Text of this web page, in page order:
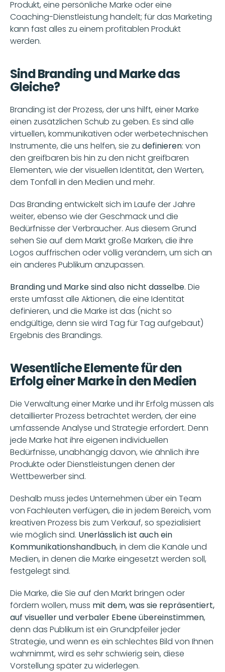
Produkt, eine persönliche Marke oder eine
Coaching-Dienstleistung handelt; für das Marketing
kann fast alles zu einem profitablen Produkt
werden.
Sind Branding und Marke das
Gleiche?
Branding ist der Prozess, der uns hilft, einer Marke
einen zusätzlichen Schub zu geben. Es sind alle
virtuellen, kommunikativen oder werbetechnischen
Instrumente, die uns helfen, sie zu definieren: von
den greifbaren bis hin zu den nicht greifbaren
Elementen, wie der visuellen Identität, den Werten,
dem Tonfall in den Medien und mehr.
Das Branding entwickelt sich im Laufe der Jahre
weiter, ebenso wie der Geschmack und die
Bedürfnisse der Verbraucher. Aus diesem Grund
sehen Sie auf dem Markt große Marken, die ihre
Logos auffrischen oder völlig verändern, um sich an
ein anderes Publikum anzupassen.
Branding und Marke sind also nicht dasselbe. Die
erste umfasst alle Aktionen, die eine Identität
definieren, und die Marke ist das (nicht so
endgültige, denn sie wird Tag für Tag aufgebaut)
Ergebnis des Brandings.
Wesentliche Elemente für den
Erfolg einer Marke in den Medien
Die Verwaltung einer Marke und ihr Erfolg müssen als
detaillierter Prozess betrachtet werden, der eine
umfassende Analyse und Strategie erfordert. Denn
jede Marke hat ihre eigenen individuellen
Bedürfnisse, unabhängig davon, wie ähnlich ihre
Produkte oder Dienstleistungen denen der
Wettbewerber sind.
Deshalb muss jedes Unternehmen über ein Team
von Fachleuten verfügen, die in jedem Bereich, vom
kreativen Prozess bis zum Verkauf, so spezialisiert
wie möglich sind. Unerlässlich ist auch ein
Kommunikationshandbuch, in dem die Kanäle und
Medien, in denen die Marke eingesetzt werden soll,
festgelegt sind.
Die Marke, die Sie auf den Markt bringen oder
fördern wollen, muss mit dem, was sie repräsentiert,
auf visueller und verbaler Ebene übereinstimmen,
denn das Publikum ist ein Grundpfeiler jeder
Strategie, und wenn es ein schlechtes Bild von Ihnen
wahrnimmt, wird es sehr schwierig sein, diese
Vorstellung später zu widerlegen.